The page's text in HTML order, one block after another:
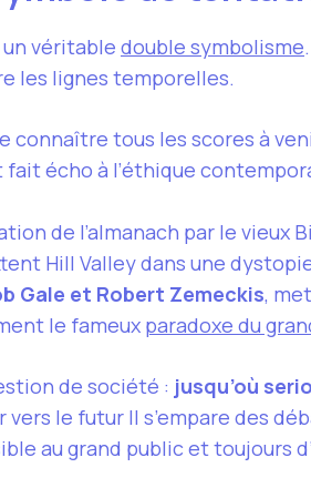
véritable double symbolisme
les lignes temporelles.
connaître tous les scores à
écho à l’éthique
de l’almanach par le
Hill Valley dans une
Gale et Robert Zemeckis,
le fameux paradoxe du
de société : jusqu’où
vers le futur II s’empare des
au grand public et toujours